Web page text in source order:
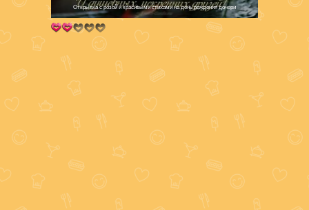
Открытка с розой и красивыми стихами на день рождения дочери